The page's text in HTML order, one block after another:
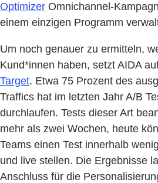
Optimizer Omnichannel-
einem einzigen Programm
Um noch genauer zu ermitteln,
Kund*innen haben, setzt AIDA
Target. Etwa 75 Prozent des
Traffics hat im letzten Jahr A/B
durchlaufen. Tests dieser Art
mehr als zwei Wochen, heute
Teams einen Test innerhalb
und live stellen. Die Ergebnisse
Anschluss für die